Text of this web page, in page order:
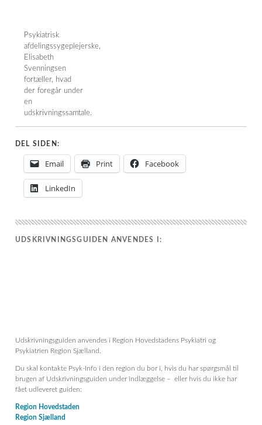
Psykiatrisk
afdelingssygeplejerske,
Elisabeth
Svenningsen
fortæller, hvad
der foregår under
en
udskrivningssamtale.
DEL SIDEN:
Email Print Facebook
LinkedIn
UDSKRIVNINGSGUIDEN ANVENDES I:
Udskrivningsguiden anvendes i Region Hovedstadens Psykiatri og
Psykiatrien Region Sjælland.
Du skal kontakte Psyk-Info i den region du bor i, hvis du har spørgsmål til
brugen af Udskrivningsguiden under indlæggelse – eller hvis du ikke har
fået udleveret guiden:
Region Hovedstaden
Region Sjælland